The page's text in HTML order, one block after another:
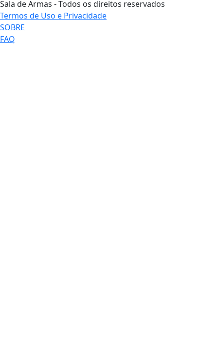
Sala de Armas - Todos os direitos reservados
Termos de Uso e Privacidade
SOBRE
FAQ